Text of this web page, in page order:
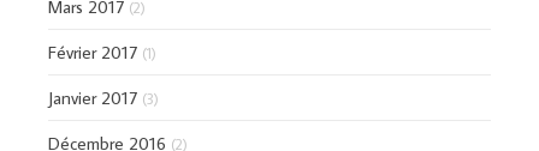
Mars 2017 (2)
Février 2017 (1)
Janvier 2017 (3)
Décembre 2016 (2)